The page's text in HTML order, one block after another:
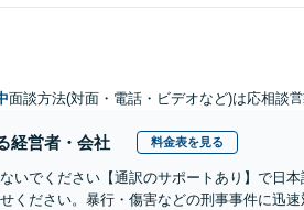
面談方法(対面・電話・ビデオなど)は応相談
経営者・会社 料金表を見る
いでください【通訳のサポートあり】で日
ください。暴行・傷害などの刑事事件に迅